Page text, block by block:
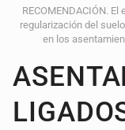
RECOMENDACIÓN.
regularización del
en los